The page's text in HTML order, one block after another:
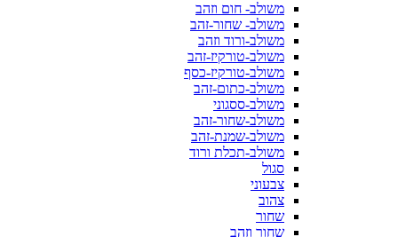
משולב- חום וזהב
משולב- שחור-זהב
משולב-ורוד וזהב
משולב-טורקיז-זהב
משולב-טורקיז-כסף
משולב-כתום-זהב
משולב-ססגוני
משולב-שחור-זהב
משולב-שמנת-זהב
משולב-תכלת ורוד
סגול
צבעוני
צהוב
שחור
שחור וזהב